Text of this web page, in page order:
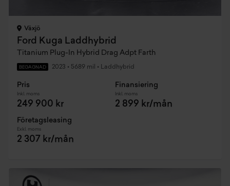
Växjö
Ford Kuga Laddhybrid
Titanium Plug-In Hybrid Drag Adpt Farth
BEGAGNAD 2023 • 5689 mil • Laddhybrid
Pris
Inkl. moms
249 900 kr
Finansiering
Inkl. moms
2 899 kr/mån
Företagsleasing
Exkl. moms
2 307 kr/mån